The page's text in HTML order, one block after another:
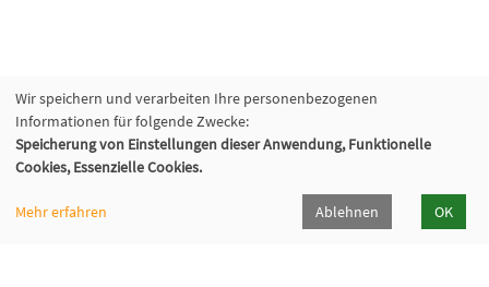
Wir speichern und verarbeiten Ihre personenbezogenen
Informationen für folgende Zwecke:
Speicherung von Einstellungen dieser Anwendung, Funktionelle
Cookies, Essenzielle Cookies.
Mehr erfahren Ablehnen OK